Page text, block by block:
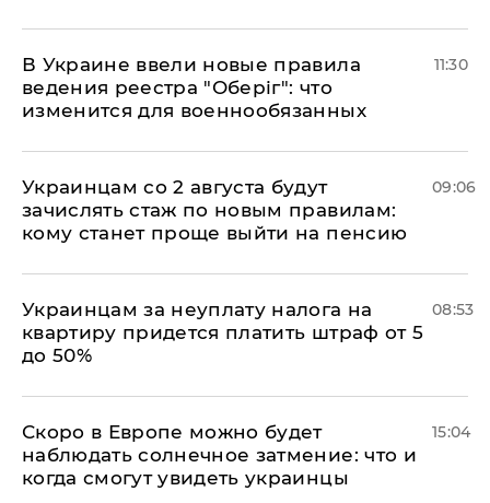
В Украине ввели новые правила
ведения реестра "Оберіг": что
изменится для военнообязанных
11:30
Украинцам со 2 августа будут
зачислять стаж по новым правилам:
кому станет проще выйти на пенсию
09:06
Украинцам за неуплату налога на
квартиру придется платить штраф от 5
до 50%
08:53
Скоро в Европе можно будет
наблюдать солнечное затмение: что и
когда смогут увидеть украинцы
15:04